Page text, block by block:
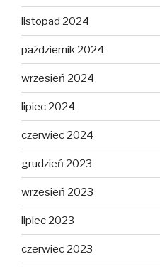
listopad 2024
październik 2024
wrzesień 2024
lipiec 2024
czerwiec 2024
grudzień 2023
wrzesień 2023
lipiec 2023
czerwiec 2023